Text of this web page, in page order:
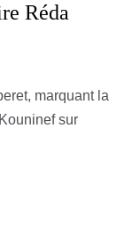
Réda
marquant la
sur